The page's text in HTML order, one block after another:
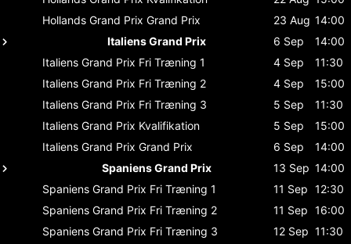
Hollands Grand Prix Grand Prix 23 Aug 14:00
Italiens Grand Prix
6 Sep
14:00
Italiens Grand Prix Fri Træning 1 4 Sep
11:30
Italiens Grand Prix Fri Træning 2 4 Sep
15:00
Italiens Grand Prix Fri Træning 3 5 Sep
11:30
Italiens Grand Prix Kvalifikation 5 Sep
15:00
Italiens Grand Prix Grand Prix 6 Sep
14:00
Spaniens Grand Prix
13 Sep 14:00
Spaniens Grand Prix Fri Træning 1 11 Sep 12:30
Spaniens Grand Prix Fri Træning 2 11 Sep 16:00
Spaniens Grand Prix Fri Træning 3 12 Sep 11:30